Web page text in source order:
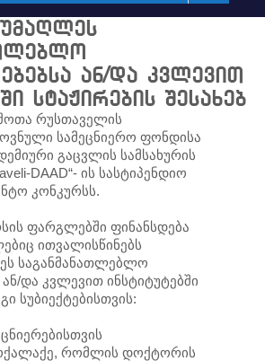
უმაღლეს
ან/და კვლევით
სტაჟირების შესახებ
რუსთაველის
სამეცნიერო ფონდისა
გაცვლის სამსახურის
DAAD“- ის სასტიპენდიო
კონკურსს.
ფარგლებში ფინანსდება
ითვალისწინებს
საგანმანათლებლო
და კვლევით ინსტიტუტებში
სუბიექტებისთვის:
რომლის დოქტორის